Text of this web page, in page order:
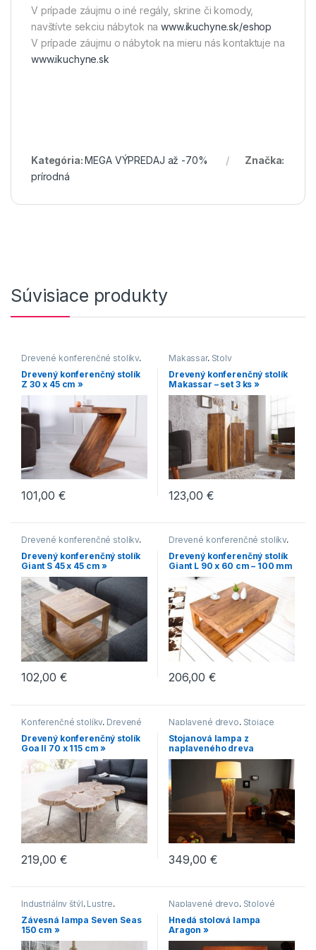
V prípade záujmu o iné regály, skrine či komody,
navštívte sekciu nábytok nawww.ikuchyne.sk/eshop
V prípade záujmu o nábytok na mieru nás kontaktuje na
www.ikuchyne.sk
Kategória:MEGA VÝPREDAJ až -70%
Značka:
prírodná
Súvisiace produkty
Drevené konferenčné stolíky,
Hranaté konferenčné stolíky,
Konferenčné stolíky
Konferenčné stolíky vo
vidieckom štýle,Makassar
Malé konferenčné stolíky
Drevený konferenčný stolík
Z 30 x 45 cm »
101,00€
Makassar, Stoly
Drevený konferenčný stolík
Makassar – set 3 ks »
123,00€
Drevené konferenčné stolíky,
Hranaté konferenčné stolíky,
Konferenčné stolíky,
Konferenčné stolíky vo
vidieckom štýle,Makassar
Malé konferenčné stolíky
Drevený konferenčný stolík
Giant S 45 x 45 cm »
102,00€
Drevené konferenčné stolíky,
Hranaté konferenčné stolíky,
Konferenčné stolíky ,
Konferenčné stolíky vo
vidieckom štýle,Makassar
Drevený konferenčný stolík
Giant L 90 x 60 cm – 100 mm
206,00€
Konferenčné stolíky, Drevené
konferenčné stolíky,
Oblé
konferenčné stolíky,
Konferenčné stolíky vo
vidieckom štýle
Drevený konferenčný stolík
Goa II 70 x 115 cm »
219,00€
Naplavené drevo, Stojace
lampy
Stojanová lampa z
naplaveného dreva
Euphoria 175 cm »
349,00€
Industriálny štýl, Lustre,
Moderný štýl,Naplavené
drevo
Závesná lampa Seven Seas
150 cm »
Naplavené drevo, Stolové
lampy
Hnedá stolová lampa
Aragon »